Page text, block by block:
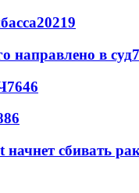
20219
направлено в суд
7646
сбивать